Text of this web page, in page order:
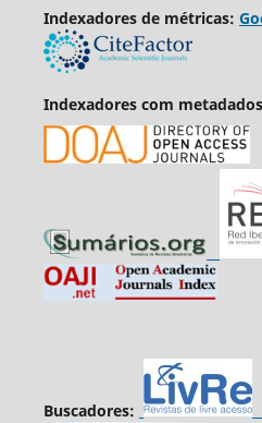
Indexadores de métricas:
Indexadores com
Buscadores: